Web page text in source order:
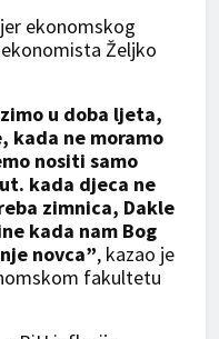
ekonomskog
Željko
u doba ljeta,
kada ne moramo
nositi samo
kada djeca ne
zimnica, Dakle
kada nam Bog
novca”, kazao je
fakultetu